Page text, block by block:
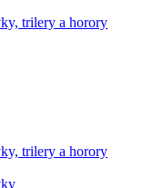
trilery a horory
trilery a horory